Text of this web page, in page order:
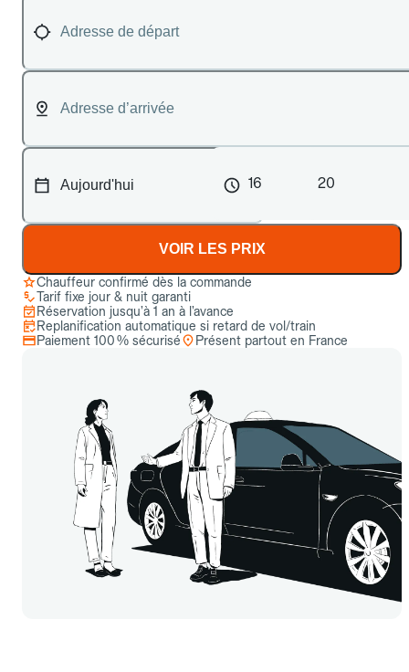
16 20
VOIR LES PRIX
Chauffeur confirmé dès la commande
Tarif fixe jour & nuit garanti
Réservation jusqu’à 1 an à l’avance
Replanification automatique si retard de vol/train
Paiement 100 % sécurisé
Présent partout en France